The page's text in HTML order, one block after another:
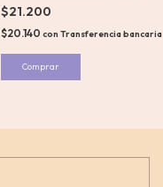
$21.200
$20.140 con Transferencia bancaria
Comprar